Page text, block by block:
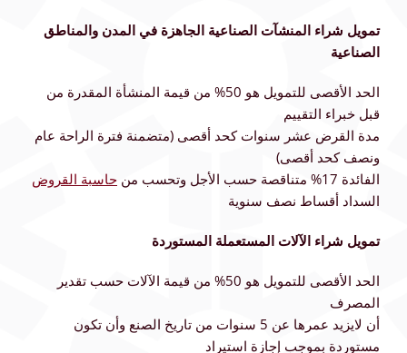
تمويل شراء المنشآت الصناعية الجاهزة في المدن والمناطق
الصناعية
الحد الأقصى للتمويل هو 50% من قيمة المنشأة المقدرة من
قبل خبراء التقييم
مدة القرض عشر سنوات كحد أقصى (متضمنة فترة الراحة عام
ونصف كحد أقصى)
الفائدة 17% متناقصة حسب الأجل وتحسب من
حاسبة القروض
السداد أقساط نصف سنوية
تمويل شراء الآلات المستعملة المستوردة
الحد الأقصى للتمويل هو 50% من قيمة الآلات حسب تقدير
المصرف
أن لايزيد عمرها عن 5 سنوات من تاريخ الصنع وأن تكون
مستوردة بموجب إجازة استيراد